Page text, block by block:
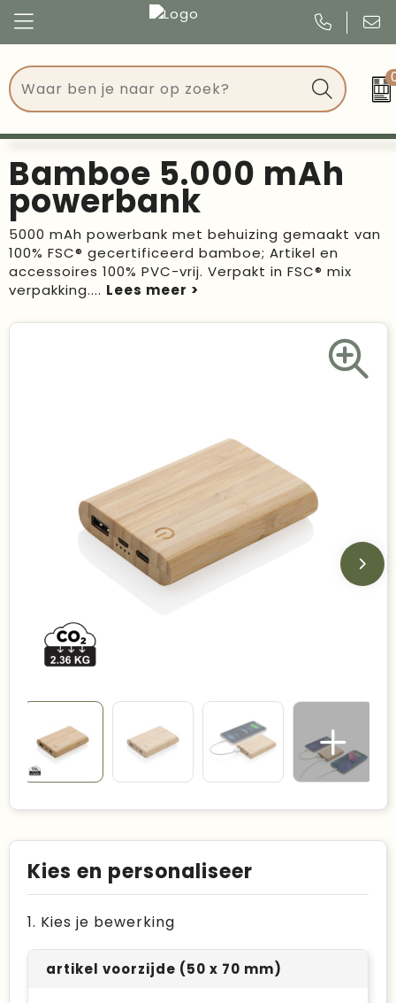
Tassen
Drinkwaren
Events
Give Aways
Made in Europe
Recycled
Bestsellers
Congres
Events
Kerst
Verjaardagen
Voetbal, EK en WK
Bamboe 5.000 mAh
powerbank
5000 mAh powerbank met behuizing gemaakt van
100% FSC® gecertificeerd bamboe; Artikel en
accessoires 100% PVC-vrij. Verpakt in FSC® mix
verpakking....
Kies en personaliseer
1. Kies je bewerking
artikel voorzijde (50 x 70 mm)